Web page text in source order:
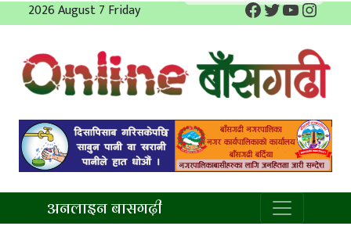
to
2026 August 7 Friday Facebook
Twitter
YouTube
अनलाइन बासगढ़ी